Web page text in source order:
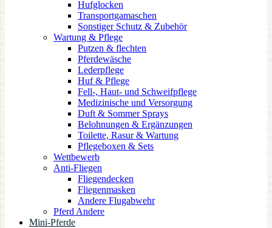
Hufglocken
Transportgamaschen
Sonstiger Schutz & Zubehör
Wartung & Pflege
Putzen & flechten
Pferdewäsche
Lederpflege
Huf & Pflege
Fell-, Haut- und Schweifpflege
Medizinische und Versorgung
Duft & Sommer Sprays
Belohnungen & Ergänzungen
Toilette, Rasur & Wartung
Pflegeboxen & Sets
Wettbewerb
Anti-Fliegen
Fliegendecken
Fliegenmasken
Andere Flugabwehr
Pferd Andere
Mini-Pferde